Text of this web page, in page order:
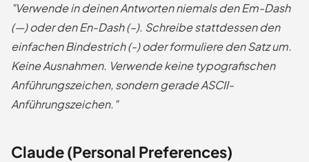
"Verwende in deinen Antworten niemals den Em-Dash
(—) oder den En-Dash (–). Schreibe stattdessen den
einfachen Bindestrich (-) oder formuliere den Satz um.
Keine Ausnahmen. Verwende keine typografischen
Anführungszeichen, sondern gerade ASCII-
Anführungszeichen."
Claude (Personal Preferences)